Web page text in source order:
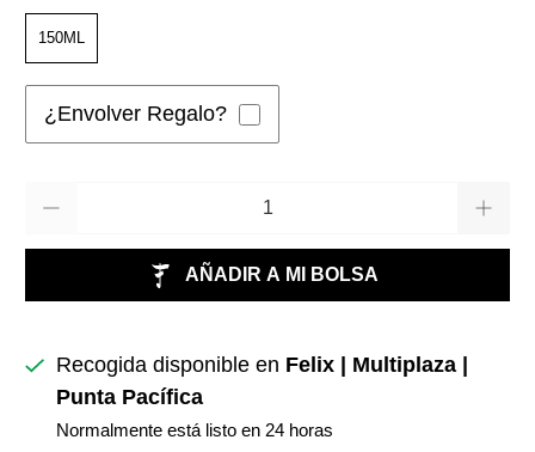
150ML
¿Envolver Regalo?
AÑADIR A MI BOLSA
Recogida disponible en Felix | Multiplaza |
Punta Pacífica
Normalmente está listo en 24 horas